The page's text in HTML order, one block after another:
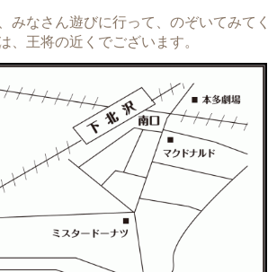
みなさん遊びに行って、のぞいてみて
、王将の近くでございます。